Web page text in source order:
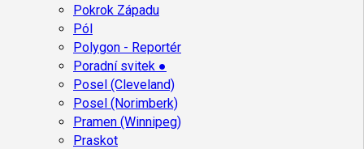
Pokrok Západu
Pól
Polygon - Reportér
Poradní svitek ●
Posel (Cleveland)
Posel (Norimberk)
Pramen (Winnipeg)
Praskot